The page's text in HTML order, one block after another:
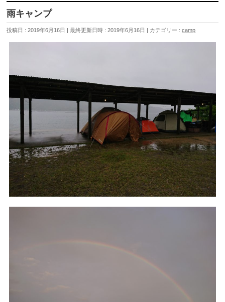
雨キャンプ
投稿日 : 2019年6月16日 最終更新日時 : 2019年6月16日 カテゴリー :camp